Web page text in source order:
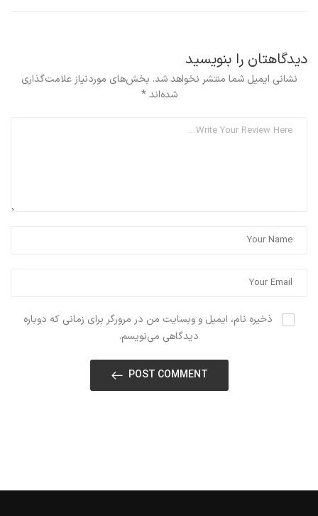
دیدگاهتان را بنویسید
نشانی ایمیل شما منتشر نخواهد شد. بخش‌های موردنیاز علامت‌گذاری
شده‌اند*
ذخیره نام، ایمیل و وبسایت من در مرورگر برای زمانی که دوباره
دیدگاهی می‌نویسم.
POST COMMENT